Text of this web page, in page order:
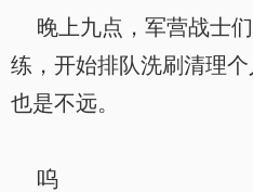
晚上九点，军营战士们
练，开始排队洗刷清理
也是不远。
呜